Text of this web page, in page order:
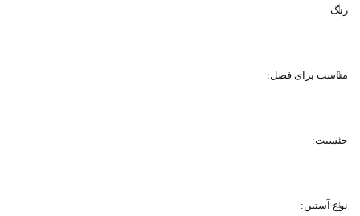
رنگ
مناسب برای فصل:
جنسیت:
نوع آستین: